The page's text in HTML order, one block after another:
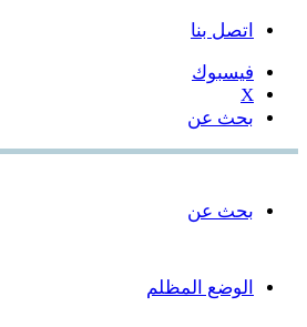
اتصل بنا
فيسبوك
‫X
بحث عن
بحث عن
الوضع المظلم